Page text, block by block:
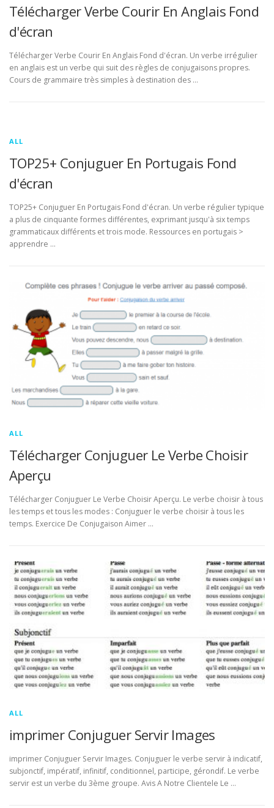
Télécharger Verbe Courir En Anglais Fond
d'écran
Télécharger Verbe Courir En Anglais Fond d'écran. Un verbe irrégulier
en anglais est un verbe qui suit des règles de conjugaisons propres.
Cours de grammaire très simples à destination des …
ALL
TOP25+ Conjuguer En Portugais Fond
d'écran
TOP25+ Conjuguer En Portugais Fond d'écran. Un verbe régulier typique
a plus de cinquante formes différentes, exprimant jusqu'à six temps
grammaticaux différents et trois mode. Ressources en portugais >
apprendre …
ALL
Télécharger Conjuguer Le Verbe Choisir
Aperçu
Télécharger Conjuguer Le Verbe Choisir Aperçu. Le verbe choisir à tous
les temps et tous les modes : Conjuguer le verbe choisir à tous les
temps. Exercice De Conjugaison Aimer …
ALL
imprimer Conjuguer Servir Images
imprimer Conjuguer Servir Images. Conjuguer le verbe servir à indicatif,
subjonctif, impératif, infinitif, conditionnel, participe, gérondif. Le verbe
servir est un verbe du 3ème groupe. Avis A Notre Clientele Le …